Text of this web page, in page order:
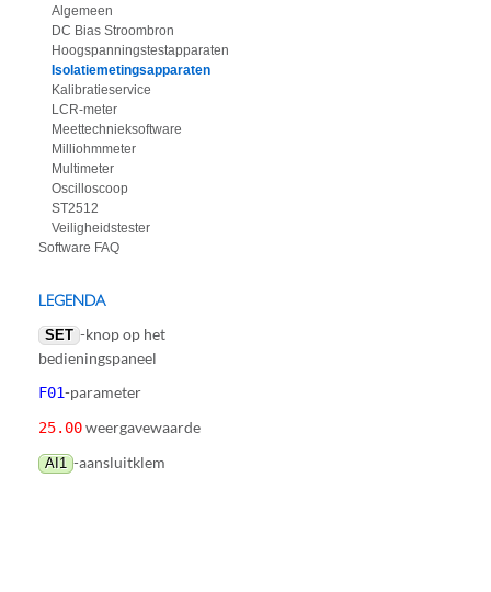
Algemeen
DC Bias Stroombron
Hoogspanningstestapparaten
Isolatiemetingsapparaten
Kalibratieservice
LCR-meter
Meettechnieksoftware
Milliohmmeter
Multimeter
Oscilloscoop
ST2512
Veiligheidstester
Software FAQ
LEGENDA
SET -knop op het
bedieningspaneel
F01-parameter
25.00weergavewaarde
AI1 -aansluitklem